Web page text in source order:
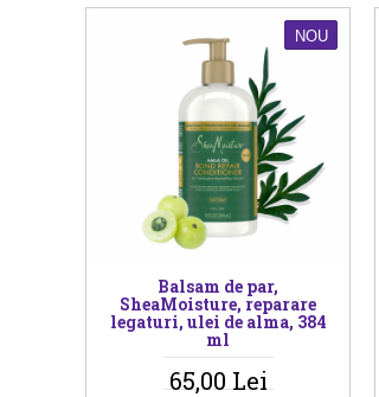
NOU
Balsam de par,
SheaMoisture, reparare
legaturi, ulei de alma, 384
ml
65,00 Lei